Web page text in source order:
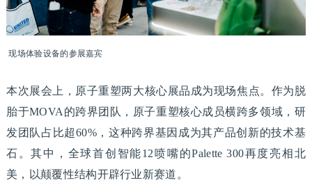
现场体验设备的参展嘉宾
本次展会上，原子重塑两大核心展品成为现场焦点。作为脱
胎于MOVA的跨界团队，原子重塑核心成员横跨多领域，研
发团队占比超60%，这种跨界基因成为其产品创新的技术基
石。其中，全球首创智能12喷嘴的Palette 300再度亮相北
美，以颠覆性结构开辟行业新赛道。